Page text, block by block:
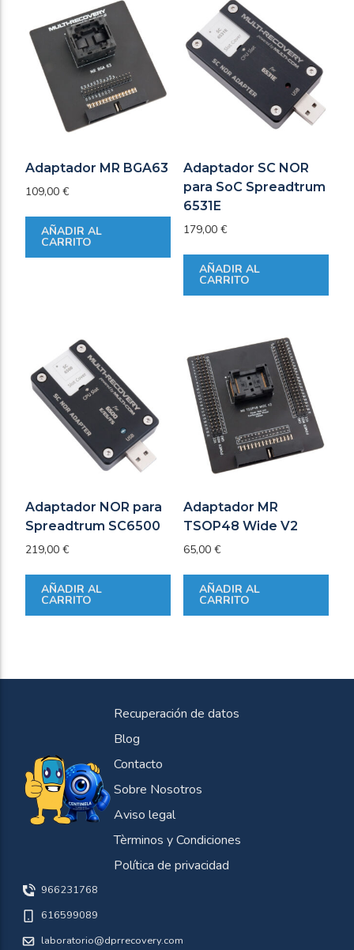
Adaptador MR BGA63
109,00 €
AÑADIR AL
CARRITO
Adaptador SC NOR
para SoC Spreadtrum
6531E
179,00 €
AÑADIR AL
CARRITO
Adaptador NOR para
Spreadtrum SC6500
219,00 €
AÑADIR AL
CARRITO
Adaptador MR
TSOP48 Wide V2
65,00 €
AÑADIR AL
CARRITO
Recuperación de datos
Blog
Contacto
Sobre Nosotros
Aviso legal
Tèrminos y Condiciones
Política de privacidad
966231768
616599089
laboratorio@dprrecovery.com